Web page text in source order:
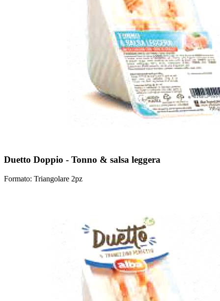
Duetto Doppio - Tonno & salsa leggera
Formato: Triangolare 2pz